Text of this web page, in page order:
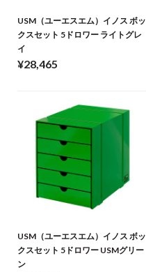
USM（ユーエスエム）イノス ボッ
クスセット 5ドロワー ライトグレ
イ
¥28,465
USM（ユーエスエム）イノス ボッ
クスセット 5ドロワー USMグリー
ン